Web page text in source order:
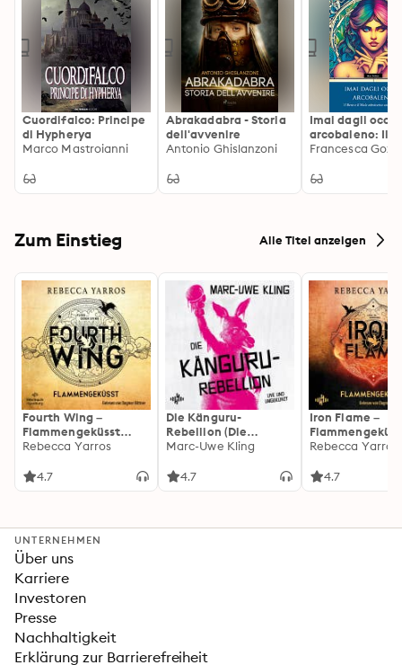
Cuordifalco: Principe
di Hypherya
Marco Mastroianni
Abrakadabra - Storia
dell'avvenire
Antonio Ghislanzoni
Imai dagli occhi
arcobaleno: Il
il male
Francesca Gozzi
Zum Einstieg Alle Titel anzeigen
Fourth Wing –
Flammengeküsst
(Flammengeküsst-
Rebecca Yarros
4.7
Die Känguru-
Rebellion (Die
Känguru-Werke 5)
Marc-Uwe Kling
4.7
Iron Flame –
heißersehnte
Rebecca Yarros
4.7
UNTERNEHMEN
Über uns
Karriere
Investoren
Presse
Nachhaltigkeit
Erklärung zur Barrierefreiheit